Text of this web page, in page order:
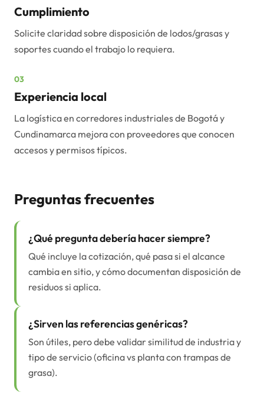
Cumplimiento
Solicite claridad sobre disposición de lodos/grasas y
soportes cuando el trabajo lo requiera.
03
Experiencia local
La logística en corredores industriales de Bogotá y
Cundinamarca mejora con proveedores que conocen
accesos y permisos típicos.
Preguntas frecuentes
¿Qué pregunta debería hacer siempre?
Qué incluye la cotización, qué pasa si el alcance
cambia en sitio, y cómo documentan disposición de
residuos si aplica.
¿Sirven las referencias genéricas?
Son útiles, pero debe validar similitud de industria y
tipo de servicio (oficina vs planta con trampas de
grasa).